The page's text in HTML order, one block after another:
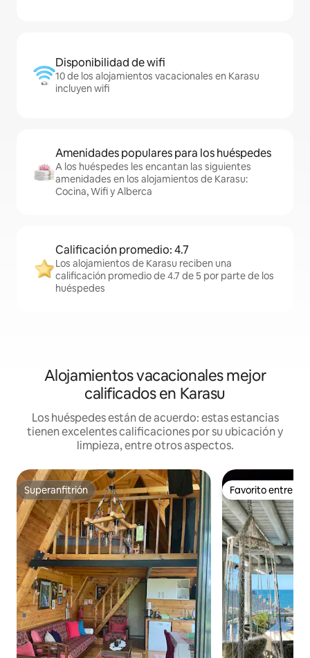
Disponibilidad de wifi
10 de los alojamientos vacacionales en Karasu
incluyen wifi
Amenidades populares para los huéspedes
A los huéspedes les encantan las siguientes
amenidades en los alojamientos de Karasu:
Cocina, Wifi y Alberca
Calificación promedio: 4.7
Los alojamientos de Karasu reciben una
calificación promedio de 4.7 de 5 por parte de los
huéspedes
Alojamientos vacacionales mejor
calificados en Karasu
Los huéspedes están de acuerdo: estas estancias
tienen excelentes calificaciones por su ubicación y
limpieza, entre otros aspectos.
Superanfitrión
Superanfitrión Favorito entre
Favorito entre